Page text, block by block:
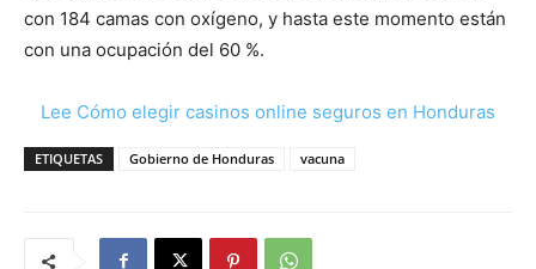
con 184 camas con oxígeno, y hasta este momento están
con una ocupación del 60 %.
Lee Cómo elegir casinos online seguros en Honduras
ETIQUETAS Gobierno de Honduras vacuna